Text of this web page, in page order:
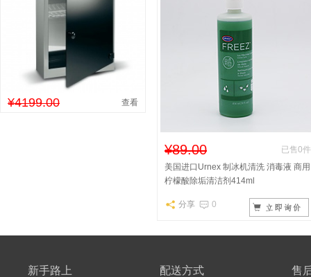
¥4199.00 查看
¥89.00
已售0件
美国进口Urnex 制冰机清洗 消毒液 商用
柠檬酸除垢清洁剂414ml
分享 0
新手路上 配送方式 售